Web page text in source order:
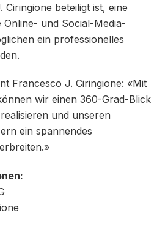
beteiligt ist, eine
Online- und Social-Media-
ein professionelles
Francesco J. Ciringione: «Mit
wir einen 360-Grad-Blick
und unseren
ein spannendes